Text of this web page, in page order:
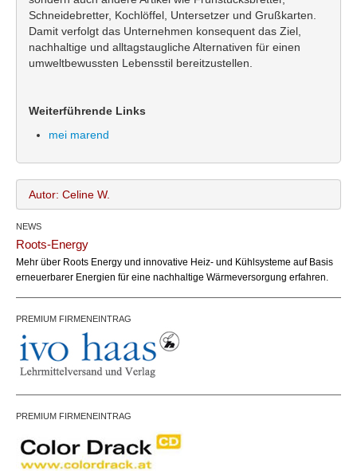
Schneidebretter, Kochlöffel, Untersetzer und Grußkarten.
Damit verfolgt das Unternehmen konsequent das Ziel,
nachhaltige und alltagstaugliche Alternativen für einen
umweltbewussten Lebensstil bereitzustellen.
Weiterführende Links
mei marend
Autor: Celine W.
NEWS
Roots-Energy
Mehr über Roots Energy und innovative Heiz- und Kühlsysteme auf Basis
erneuerbarer Energien für eine nachhaltige Wärmeversorgung erfahren.
PREMIUM FIRMENEINTRAG
PREMIUM FIRMENEINTRAG